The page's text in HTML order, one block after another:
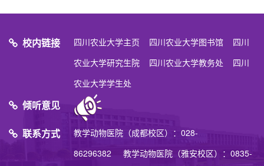
校内链接 四川农业大学主页 四川农业大学图书馆
四川
农业大学研究生院
四川农业大学教务处
四川
农业大学学生处
倾听意见
联系方式
教学动物医院（成都校区）：028-
86296382 教学动物医院（雅安校区）：0835-